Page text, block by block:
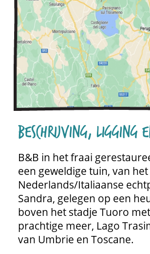
Beschrijving, ligging
B&B in het fraai
een geweldige tuin, van het
Nederlands/Italiaanse
Sandra, gelegen op een
boven het stadje Tuoro
prachtige meer, Lago
van Umbrie en Toscane.